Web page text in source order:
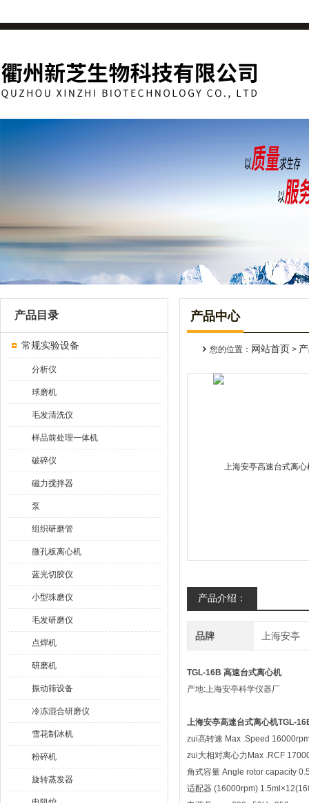
产品目录
常规实验设备
分析仪
球磨机
毛发清洗仪
样品前处理一体机
破碎仪
磁力搅拌器
泵
组织研磨管
微孔板离心机
蓝光切胶仪
小型珠磨仪
毛发研磨仪
点焊机
研磨机
振动筛设备
冷冻混合研磨仪
雪花制冰机
粉碎机
旋转蒸发器
产品中心
您的位置： 网站首页 >
产品介绍：
品牌 上海安亭
TGL-16B 高速台式离心机
产地:上海安亭科学仪器厂
上海安亭高速台式离心机TGL-
zui高转速 Max .Speed
zui大相对离心力Max .RCF
角式容量 Angle rotor capacity
适配器 (16000rpm)